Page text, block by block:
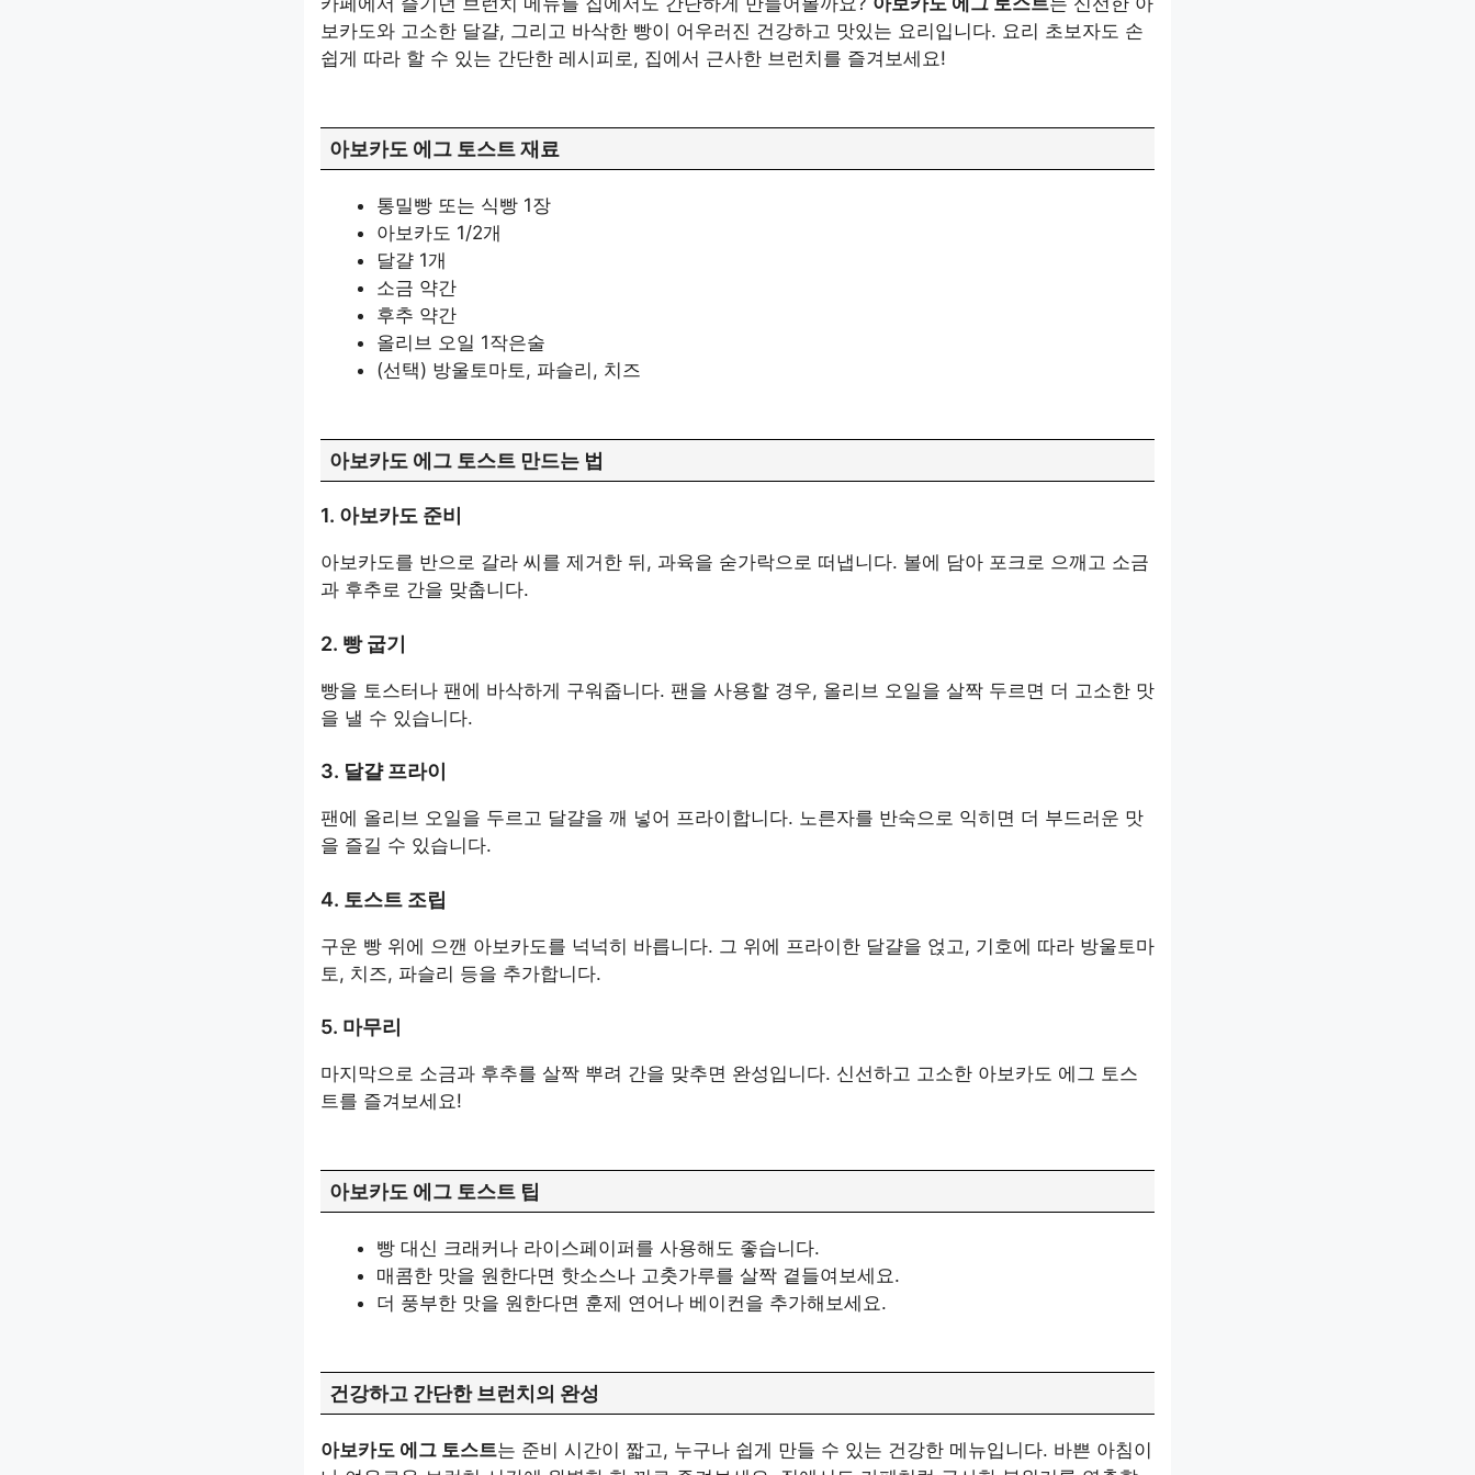
보카도와 고소한 달걀, 그리고 바삭한 빵이 어우러진 건강하고 맛있는 요리입니다. 요리 초보자도 손
쉽게 따라 할 수 있는 간단한 레시피로, 집에서 근사한 브런치를 즐겨보세요!
아보카도 에그 토스트 재료
통밀빵 또는 식빵 1장
아보카도 1/2개
달걀 1개
소금 약간
후추 약간
올리브 오일 1작은술
(선택) 방울토마토, 파슬리, 치즈
아보카도 에그 토스트 만드는 법
1. 아보카도 준비
아보카도를 반으로 갈라 씨를 제거한 뒤, 과육을 숟가락으로 떠냅니다. 볼에 담아 포크로 으깨고 소금
과 후추로 간을 맞춥니다.
2. 빵 굽기
빵을 토스터나 팬에 바삭하게 구워줍니다. 팬을 사용할 경우, 올리브 오일을 살짝 두르면 더 고소한 맛
을 낼 수 있습니다.
3. 달걀 프라이
팬에 올리브 오일을 두르고 달걀을 깨 넣어 프라이합니다. 노른자를 반숙으로 익히면 더 부드러운 맛
을 즐길 수 있습니다.
4. 토스트 조립
구운 빵 위에 으깬 아보카도를 넉넉히 바릅니다. 그 위에 프라이한 달걀을 얹고, 기호에 따라 방울토마
토, 치즈, 파슬리 등을 추가합니다.
5. 마무리
마지막으로 소금과 후추를 살짝 뿌려 간을 맞추면 완성입니다. 신선하고 고소한 아보카도 에그 토스
트를 즐겨보세요!
아보카도 에그 토스트 팁
빵 대신 크래커나 라이스페이퍼를 사용해도 좋습니다.
매콤한 맛을 원한다면 핫소스나 고춧가루를 살짝 곁들여보세요.
더 풍부한 맛을 원한다면 훈제 연어나 베이컨을 추가해보세요.
건강하고 간단한 브런치의 완성
아보카도 에그 토스트는 준비 시간이 짧고, 누구나 쉽게 만들 수 있는 건강한 메뉴입니다. 바쁜 아침이